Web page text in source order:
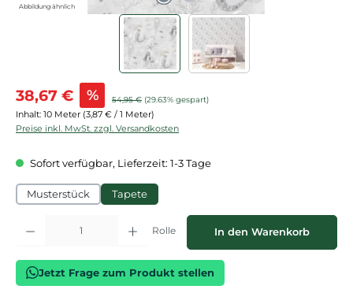
Abbildung ähnlich
Verkaufspreis:
38,67 € % Regulärer Preis:
54,95 € (29.63% gespart)
Inhalt: 10 Meter (3,87 € / 1 Meter)
Preise inkl. MwSt. zzgl. Versandkosten
Sofort verfügbar, Lieferzeit: 1-3 Tage
Musterstück Tapete
Produkt Anzahl: Gib den gewünschten Wert ein oder benutze die
Rolle In den Warenkorb
Jetzt Frage zum Produkt stellen